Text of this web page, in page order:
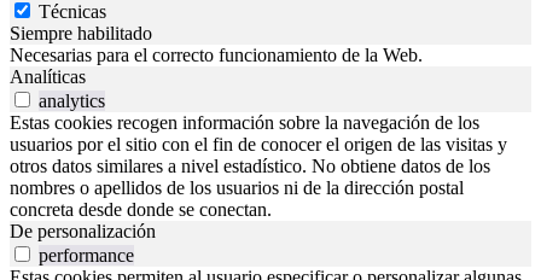
Técnicas
Siempre habilitado
Necesarias para el correcto funcionamiento de la Web.
Analíticas
analytics
Estas cookies recogen información sobre la navegación de los
usuarios por el sitio con el fin de conocer el origen de las visitas y
otros datos similares a nivel estadístico. No obtiene datos de los
nombres o apellidos de los usuarios ni de la dirección postal
concreta desde donde se conectan.
De personalización
performance